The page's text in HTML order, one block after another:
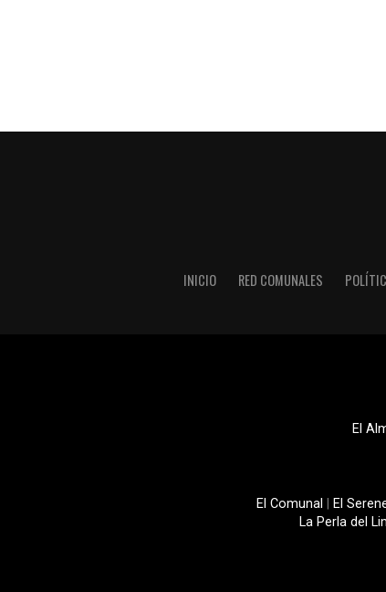
INICIO RED COMUNALES
El
El Comunal El
La Perla del